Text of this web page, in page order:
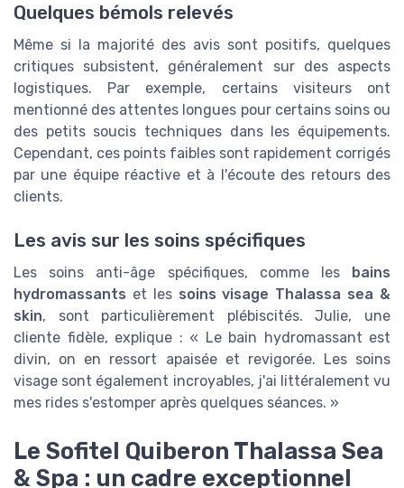
Quelques bémols relevés
Même si la majorité des avis sont positifs, quelques
critiques subsistent, généralement sur des aspects
logistiques. Par exemple, certains visiteurs ont
mentionné des attentes longues pour certains soins ou
des petits soucis techniques dans les équipements.
Cependant, ces points faibles sont rapidement corrigés
par une équipe réactive et à l'écoute des retours des
clients.
Les avis sur les soins spécifiques
Les soins anti-âge spécifiques, comme les
bains
hydromassants et les soins visage Thalassa sea &
skin, sont particulièrement plébiscités. Julie, une
cliente fidèle, explique : « Le bain hydromassant est
divin, on en ressort apaisée et revigorée. Les soins
visage sont également incroyables, j'ai littéralement vu
mes rides s'estomper après quelques séances. »
Le Sofitel Quiberon Thalassa Sea
& Spa : un cadre exceptionnel